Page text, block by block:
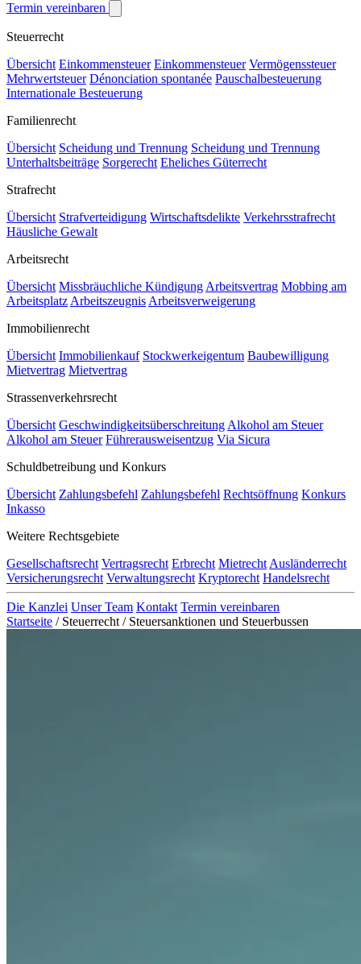
Termin vereinbaren
Steuerrecht
Übersicht Einkommensteuer Einkommensteuer Vermögenssteuer
Mehrwertsteuer Dénonciation spontanée Pauschalbesteuerung
Internationale Besteuerung
Familienrecht
Übersicht Scheidung und Trennung Scheidung und Trennung
Unterhaltsbeiträge Sorgerecht Eheliches Güterrecht
Strafrecht
Übersicht Strafverteidigung Wirtschaftsdelikte Verkehrsstrafrecht
Häusliche Gewalt
Arbeitsrecht
Übersicht Missbräuchliche Kündigung Arbeitsvertrag Mobbing am
Arbeitsplatz Arbeitszeugnis Arbeitsverweigerung
Immobilienrecht
Übersicht Immobilienkauf Stockwerkeigentum Baubewilligung
Mietvertrag Mietvertrag
Strassenverkehrsrecht
Übersicht Geschwindigkeitsüberschreitung Alkohol am Steuer
Alkohol am Steuer Führerausweisentzug Via Sicura
Schuldbetreibung und Konkurs
Übersicht Zahlungsbefehl Zahlungsbefehl Rechtsöffnung Konkurs
Inkasso
Weitere Rechtsgebiete
Gesellschaftsrecht Vertragsrecht Erbrecht Mietrecht Ausländerrecht
Versicherungsrecht Verwaltungsrecht Kryptorecht Handelsrecht
Die Kanzlei Unser Team Kontakt Termin vereinbaren
Startseite / Steuerrecht / Steuersanktionen und Steuerbussen